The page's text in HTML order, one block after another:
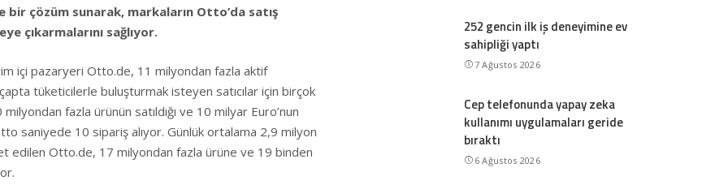
çözüm sunarak, markaların Otto’da satış
çıkarmalarını sağlıyor.
içi pazaryeri Otto.de, 11 milyondan fazla aktif
tüketicilerle buluşturmak isteyen satıcılar için birçok
fazla ürünün satıldığı ve 10 milyar Euro’nun
saniyede 10 sipariş alıyor. Günlük ortalama 2,9 milyon
edilen Otto.de, 17 milyondan fazla ürüne ve 19 binden
252 gencin ilk iş deneyimine ev
sahipliği yaptı
7 Ağustos 2026
Cep telefonunda yapay zeka
kullanımı uygulamaları geride
bıraktı
6 Ağustos 2026